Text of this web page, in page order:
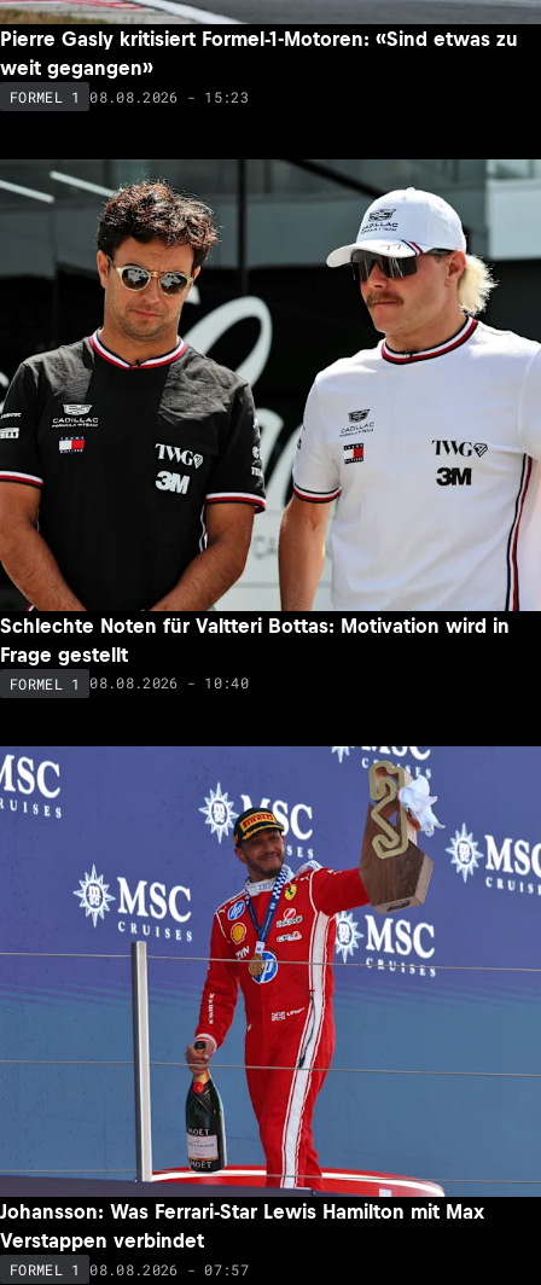
Pierre Gasly kritisiert Formel-1-Motoren: «Sind etwas zu
weit gegangen»
FORMEL 1 08.08.2026 - 15:23
Schlechte Noten für Valtteri Bottas: Motivation wird in
Frage gestellt
FORMEL 1 08.08.2026 - 10:40
Johansson: Was Ferrari-Star Lewis Hamilton mit Max
Verstappen verbindet
FORMEL 1 08.08.2026 - 07:57